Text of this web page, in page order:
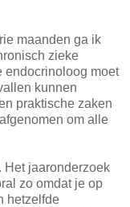
maanden ga ik
zieke
endocrinoloog moet
kunnen
praktische zaken
om alle
Het jaaronderzoek
zo omdat je op
hetzelfde